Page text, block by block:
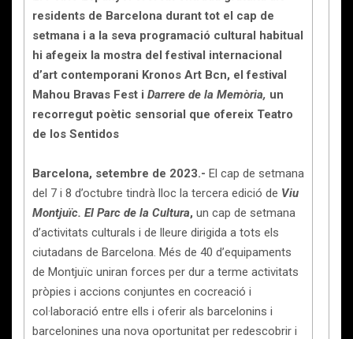
residents de Barcelona durant tot el cap de
setmana i a la seva programació cultural habitual
hi afegeix la mostra del festival internacional
d’art contemporani Kronos Art Bcn, el festival
Mahou Bravas Fest i Darrere de la Memòria, un
recorregut poètic sensorial que ofereix Teatro
de los Sentidos
Barcelona, setembre de 2023.- El cap de setmana
del 7 i 8 d’octubre tindrà lloc la tercera edició de Viu
Montjuïc. El Parc de la Cultura, un cap de setmana
d’activitats culturals i de lleure dirigida a tots els
ciutadans de Barcelona. Més de 40 d’equipaments
de Montjuïc uniran forces per dur a terme activitats
pròpies i accions conjuntes en cocreació i
col·laboració entre ells i oferir als barcelonins i
barcelonines una nova oportunitat per redescobrir i